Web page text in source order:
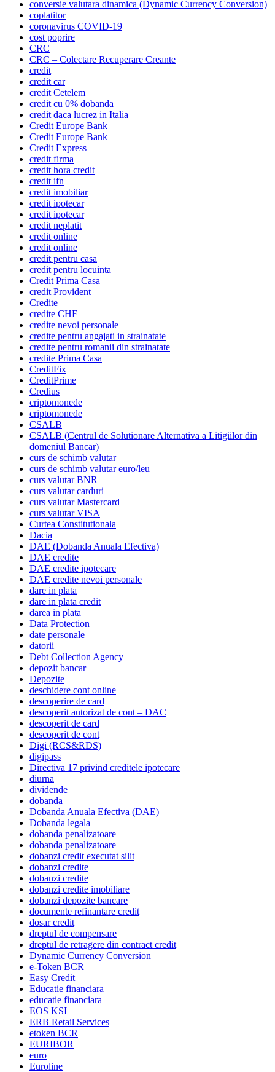
conversie valutara dinamica (Dynamic Currency Conversion)
coplatitor
coronavirus COVID-19
cost poprire
CRC
CRC – Colectare Recuperare Creante
credit
credit car
credit Cetelem
credit cu 0% dobanda
credit daca lucrez in Italia
Credit Europe Bank
Credit Europe Bank
Credit Express
credit firma
credit hora credit
credit ifn
credit imobiliar
credit ipotecar
credit ipotecar
credit neplatit
credit online
credit online
credit pentru casa
credit pentru locuinta
Credit Prima Casa
credit Provident
Credite
credite CHF
credite nevoi personale
credite pentru angajati in strainatate
credite pentru romanii din strainatate
credite Prima Casa
CreditFix
CreditPrime
Credius
criptomonede
criptomonede
CSALB
CSALB (Centrul de Solutionare Alternativa a Litigiilor din
domeniul Bancar)
curs de schimb valutar
curs de schimb valutar euro/leu
curs valutar BNR
curs valutar carduri
curs valutar Mastercard
curs valutar VISA
Curtea Constitutionala
Dacia
DAE (Dobanda Anuala Efectiva)
DAE credite
DAE credite ipotecare
DAE credite nevoi personale
dare in plata
dare in plata credit
darea in plata
Data Protection
date personale
datorii
Debt Collection Agency
depozit bancar
Depozite
deschidere cont online
descoperire de card
descoperit autorizat de cont – DAC
descoperit de card
descoperit de cont
Digi (RCS&RDS)
digipass
Directiva 17 privind creditele ipotecare
diurna
dividende
dobanda
Dobanda Anuala Efectiva (DAE)
Dobanda legala
dobanda penalizatoare
dobanda penalizatoare
dobanzi credit executat silit
dobanzi credite
dobanzi credite
dobanzi credite imobiliare
dobanzi depozite bancare
documente refinantare credit
dosar credit
dreptul de compensare
dreptul de retragere din contract credit
Dynamic Currency Conversion
e-Token BCR
Easy Credit
Educatie financiara
educatie financiara
EOS KSI
ERB Retail Services
etoken BCR
EURIBOR
euro
Euroline